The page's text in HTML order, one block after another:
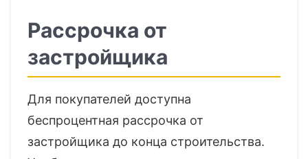
Рассрочка от
застройщика
Для покупателей доступна
беспроцентная рассрочка от
застройщика до конца строительства.